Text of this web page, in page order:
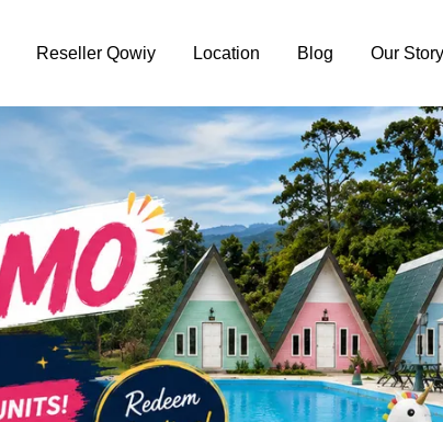
Reseller Qowiy Location Blog Our Story